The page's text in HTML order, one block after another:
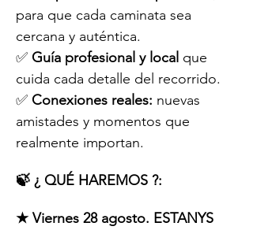
para que cada caminata sea
cercana y auténtica.
✅ Guía profesional y local que
cuida cada detalle del recorrido.
✅ Conexiones reales: nuevas
amistades y momentos que
realmente importan.
🍃 ¿ QUÉ HAREMOS ?:
★ Viernes 28 agosto. ESTANYS